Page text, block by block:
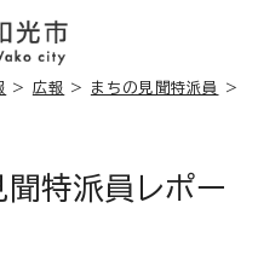
> 広報 > まちの見聞特派員
>
特派員レポー